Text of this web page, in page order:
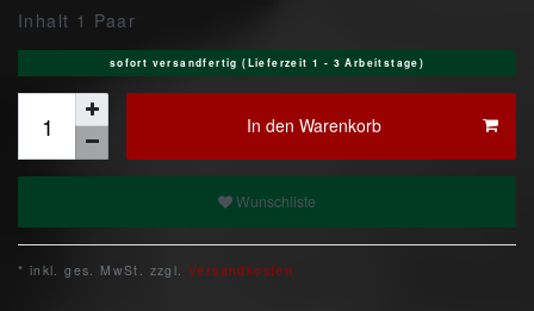
Inhalt 1 Paar
sofort versandfertig (Lieferzeit 1 - 3 Arbeitstage)
In den Warenkorb
Wunschliste
* inkl. ges. MwSt. zzgl. Versandkosten